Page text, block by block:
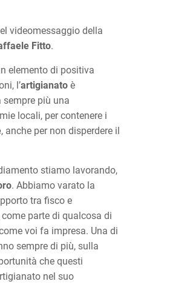
videomessaggio della
Fitto.
elemento di positiva
l’artigianato è
sempre più una
locali, per contenere i
, anche per non disperdere il
stiamo lavorando,
. Abbiamo varato la
tra fisco e
parte di qualcosa di
voi fa impresa. Una di
sempre di più, sulla
che questi
nel suo